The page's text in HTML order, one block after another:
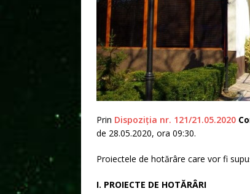
Prin Dispoziția nr. 121/21.05.2020
de 28.05.2020, ora 09:30.
Proiectele de hotărâre care vor fi
I. PROIECTE DE HOTĂRÂRI